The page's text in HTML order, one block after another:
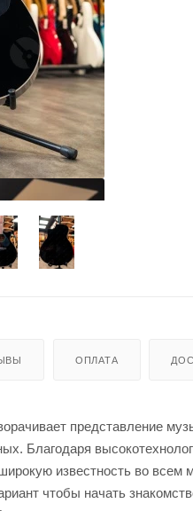
ОПЛАТА
представление
Благодаря
известность во
чтобы начать